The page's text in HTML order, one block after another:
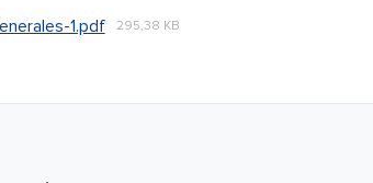
1.pdf 295,38 KB